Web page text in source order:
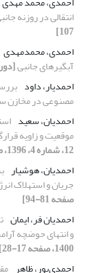
انتقالی در روزنه
107]
احمدی، محمدمهدی
آبگیرهای جانبی[دوره 2، شماره 3،
احمدیار، داود
مصنوعی در مخازن
احمدیان، سعید
موقعیت و زاویه
12، شماره 4، 1396، صفحه 1-13]
احمدیان، هوشیار
جریان و استهلاک
صفحه 81-94]
احمدیان فر، ایمان
و انتهای حوضچه
1400، صفحه 17-28]
احمدی‌پور، ظاهر